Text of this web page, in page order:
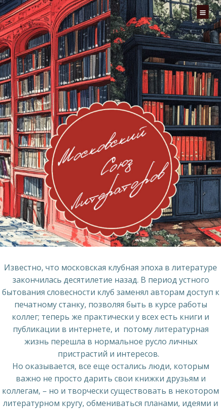
Перейти
к
содержимому
Известно, что московская клубная эпоха в литературе
закончилась десятилетие назад. В период устного
бытования словесности клуб заменял авторам доступ к
печатному станку, позволяя быть в курсе работы
коллег; теперь же практически у всех есть книги и
публикации в интернете, и потому литературная
жизнь перешла в нормальное русло личных
пристрастий и интересов.
Но оказывается, все еще остались люди, которым
важно не просто дарить свои книжки друзьям и
коллегам, – но и творчески существовать в некотором
литературном кругу, обмениваться планами, идеями и